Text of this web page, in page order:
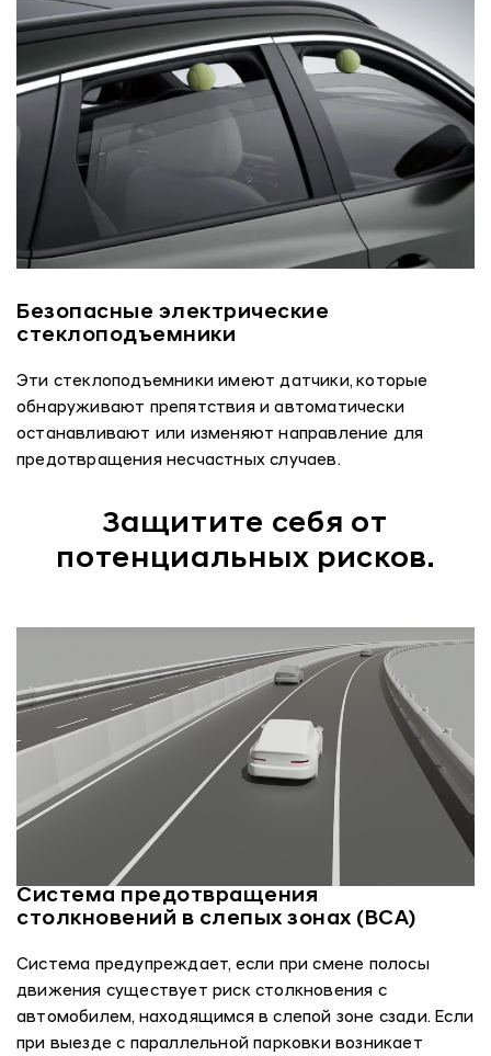
Безопасные электрические
стеклоподъемники
Эти стеклоподъемники имеют датчики, которые
обнаруживают препятствия и автоматически
останавливают или изменяют направление для
предотвращения несчастных случаев.
Защитите себя от
потенциальных рисков.
Система предотвращения
столкновений в слепых зонах (BCA)
Система предупреждает, если при смене полосы
движения существует риск столкновения с
автомобилем, находящимся в слепой зоне сзади. Если
при выезде с параллельной парковки возникает